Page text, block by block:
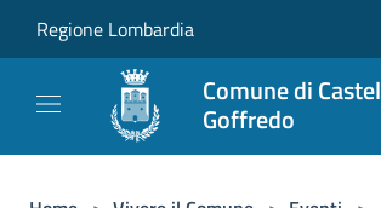
Regione Lombardia
Comune di Castel
Goffredo